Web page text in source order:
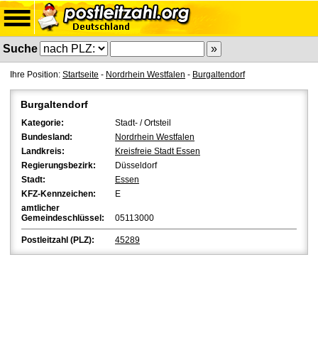
Suche
Ihre Position: Startseite - Nordrhein Westfalen - Burgaltendorf
Burgaltendorf
Kategorie:
Stadt- / Ortsteil
Bundesland:
Nordrhein Westfalen
Landkreis:
Kreisfreie Stadt Essen
Regierungsbezirk:
Düsseldorf
Stadt:
Essen
KFZ-Kennzeichen:
E
amtlicher
Gemeindeschlüssel:
05113000
Postleitzahl (PLZ): 45289